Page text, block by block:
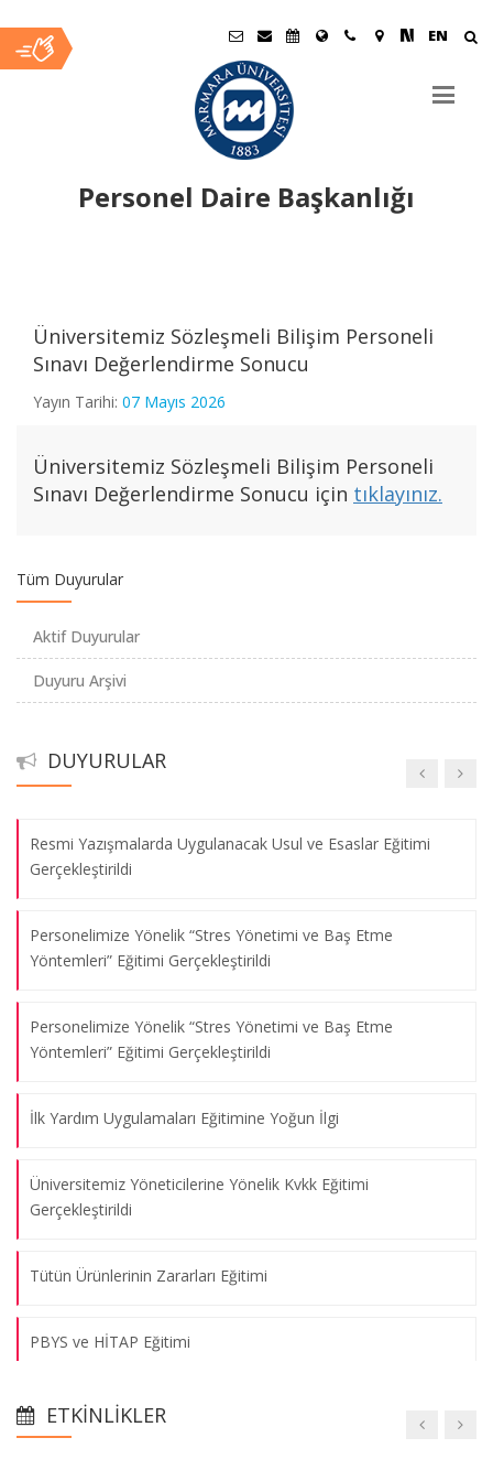
EN
Personel Daire Başkanlığı
İçerikÜniversitemiz Sözleşmeli Bilişim Personeli
Sınavı Değerlendirme Sonucu
Yayın Tarihi: 07 Mayıs 2026
Üniversitemiz Sözleşmeli Bilişim Personeli
Sınavı Değerlendirme Sonucu için tıklayınız.
Tüm Duyurular
Aktif Duyurular
Duyuru Arşivi
DUYURULAR
2026 Yılı Bireysel Hizmet İçi Eğitim Talepleri
2025 Yılı Hizmet İçi Eğitim Genel Memnuniyet Anketi
Elektronik Kamu Alımları Platformu (EKAP) Eğitimi Yoğun
İlgiyle Gerçekleştirildi
İŞKUR Gençlik Programı Kapsamında “Bağımlılıkla Mücadele
Eğitimi” Başarıyla Gerçekleştirildi
Personel Daire Başkanlığımız Geleneksel İftar Yemeğinde
Buluştu
Kamu Etiği Eğitimine Yoğun İlgi: Etik Değerlerin Kurumsal
Resmi Yazışmalarda Uygulanacak Usul ve Esaslar Eğitimi
Gerçekleştirildi
Personelimize Yönelik “Stres Yönetimi ve Baş Etme
Yöntemleri” Eğitimi Gerçekleştirildi
Personelimize Yönelik “Stres Yönetimi ve Baş Etme
Yöntemleri” Eğitimi Gerçekleştirildi
İlk Yardım Uygulamaları Eğitimine Yoğun İlgi
Üniversitemiz Yöneticilerine Yönelik Kvkk Eğitimi
Gerçekleştirildi
Tütün Ürünlerinin Zararları Eğitimi
PBYS ve HİTAP Eğitimi
Meslek Hastalıkları ve İş Hijyeni Uygulamaları Eğitim Programı
ETKINLIKLER